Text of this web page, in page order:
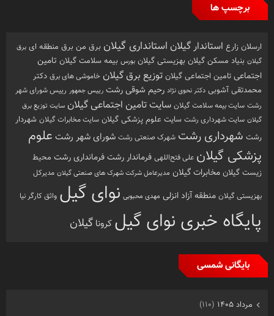
برچسپ ها
ارسلان زارع استاندار گیلان استانداری گیلان برق من برق منطقه ای برق
گیلان بنیاد مسکن گیلان بهزیستی گیلان بورس بیمه سلامت گیلان تامین
اجتماعی تامین اجتماعی گیلان توزیع برق گیلان خاموشی های برق دکتر
محمدتقی آشوبی دکتر نحوی نژاد رحیم شوقیرشت رییس جمهور رییس شورای شهر
رشت سایت بیمه سلامت گیلان سایت تامین اجتماعی گیلان سایت توزیع برق
گیلان سایت شهرداری رشت سایت علوم پزشکی گیلان سایت مخابرات گیلان شهردار
رشت شهرداری رشت شهرک صنعتی رشت شورای شهر رشت علوم
پزشکی گیلان علی فتح‌اللهی فرماندار رشتفرمانداری رشت محیط
زیست گیلانمخابرات گیلان مدیرعامل شرکت شهرک های صنعتی گیلان مدیرکل
بهزیستی گیلان منطقه آزاد انزلی مهدی محبوبی نوای گیل واثق کارگر نیا
پایگاه خبری نوای گیل کرونا گیلان
بایگانی شمسی
مرداد ۱۴۰۵
(۱۱۰)